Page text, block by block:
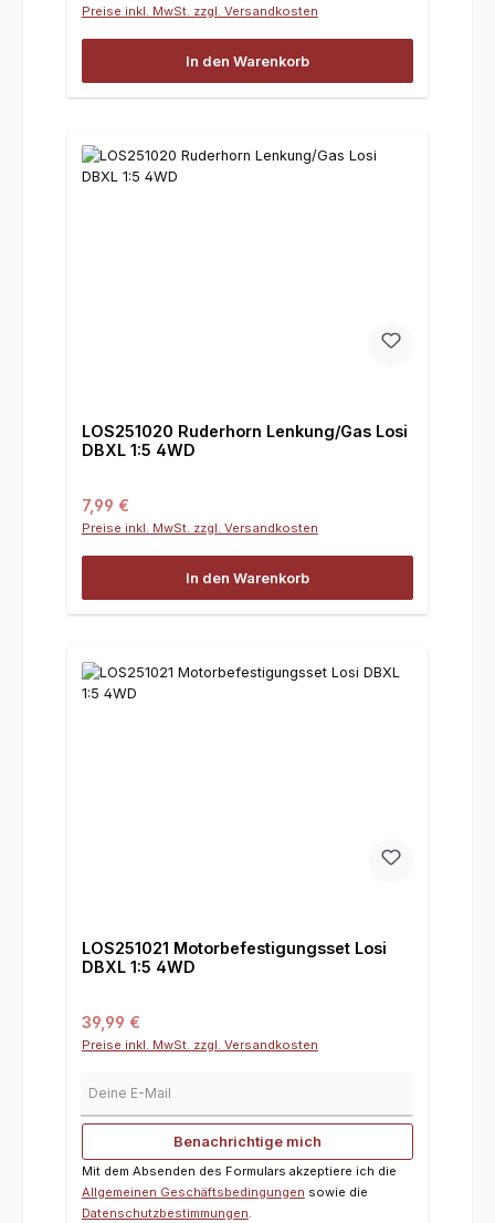
Preise inkl. MwSt. zzgl. Versandkosten
In den Warenkorb
LOS251020 Ruderhorn Lenkung/Gas Losi
DBXL 1:5 4WD
Regulärer Preis:
7,99 €
Preise inkl. MwSt. zzgl. Versandkosten
In den Warenkorb
LOS251021 Motorbefestigungsset Losi
DBXL 1:5 4WD
Regulärer Preis:
39,99 €
Preise inkl. MwSt. zzgl. Versandkosten
Benachrichtige mich
Mit dem Absenden des Formulars akzeptiere ich die
Allgemeinen Geschäftsbedingungen sowie die
Datenschutzbestimmungen.